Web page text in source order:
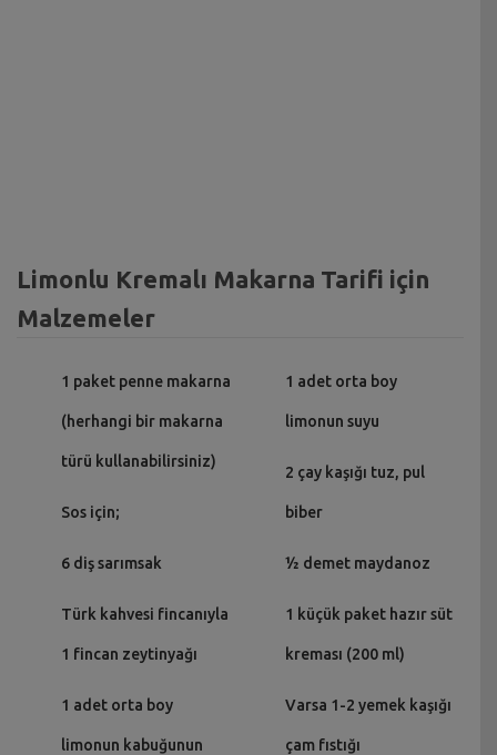
Limonlu Kremalı Makarna Tarifi için
Malzemeler
1 paket penne makarna
(herhangi bir makarna
türü kullanabilirsiniz)
Sos için;
6 diş sarımsak
Türk kahvesi fincanıyla
1 fincan zeytinyağı
1 adet orta boy
limonun kabuğunun
1 adet orta boy
limonun suyu
2 çay kaşığı tuz, pul
biber
½ demet maydanoz
1 küçük paket hazır süt
kreması (200 ml)
Varsa 1-2 yemek kaşığı
çam fıstığı